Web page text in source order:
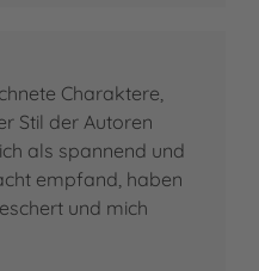
Charaktere,
Stil der Autoren
als spannend und
empfand, haben
und mich